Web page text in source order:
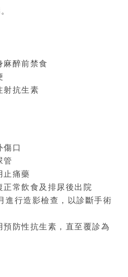
麻醉前禁食
射抗生素
傷口
管
止痛藥
常飲食及排尿後出院
進行造影檢查，以診斷手術
防性抗生素，直至覆診為